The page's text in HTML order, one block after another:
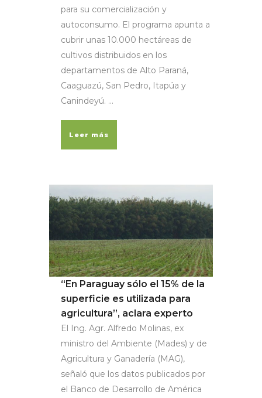
para su comercialización y
autoconsumo. El programa apunta a
cubrir unas 10.000 hectáreas de
cultivos distribuidos en los
departamentos de Alto Paraná,
Caaguazú, San Pedro, Itapúa y
Canindeyú. ...
Leer más
“En Paraguay sólo el 15% de la
superficie es utilizada para
agricultura”, aclara experto
El Ing. Agr. Alfredo Molinas, ex
ministro del Ambiente (Mades) y de
Agricultura y Ganadería (MAG),
señaló que los datos publicados por
el Banco de Desarrollo de América